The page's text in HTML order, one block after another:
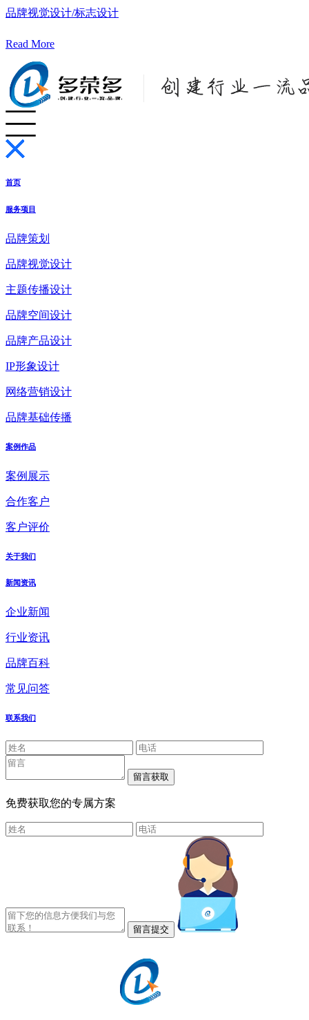
品牌视觉设计/标志设计
Read More
首页
服务项目
品牌策划
品牌视觉设计
主题传播设计
品牌空间设计
品牌产品设计
IP形象设计
网络营销设计
品牌基础传播
案例作品
案例展示
合作客户
客户评价
关于我们
新闻资讯
企业新闻
行业资讯
品牌百科
常见问答
联系我们
免费获取您的专属方案